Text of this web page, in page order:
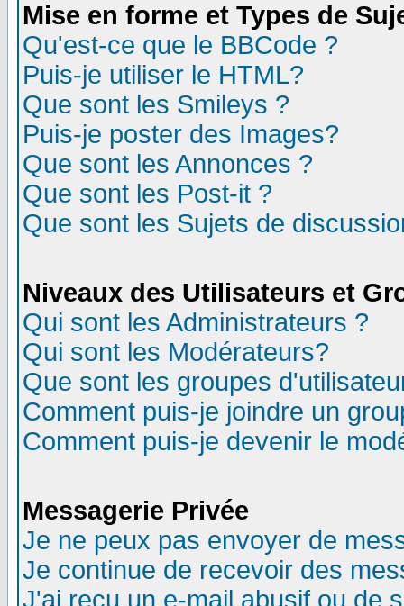
Mise en forme et Types de
Qu'est-ce que le BBCode ?
Puis-je utiliser le HTML?
Que sont les Smileys ?
Puis-je poster des Images?
Que sont les Annonces ?
Que sont les Post-it ?
Que sont les Sujets de
Niveaux des Utilisateurs et
Qui sont les Administrateurs ?
Qui sont les Modérateurs?
Que sont les groupes
Comment puis-je joindre un
Comment puis-je devenir le
Messagerie Privée
Je ne peux pas envoyer de
Je continue de recevoir des
J'ai reçu un e-mail abusif ou de